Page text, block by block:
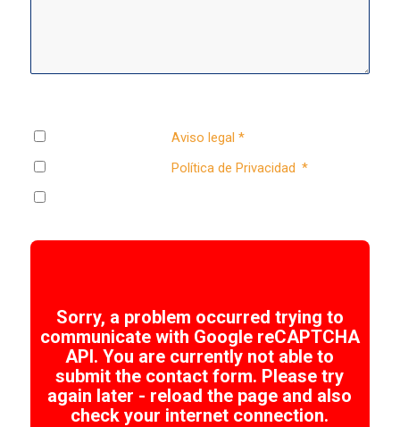
Aviso legal *
Política de Privacidad *
Sorry, a problem occurred trying to
communicate with Google reCAPTCHA
API. You are currently not able to
submit the contact form. Please try
again later - reload the page and also
check your internet connection.